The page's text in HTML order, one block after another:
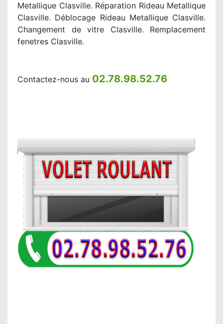
Metallique Clasville. Réparation Rideau Metallique
Clasville. Déblocage Rideau Metallique Clasville.
Changement de vitre Clasville. Remplacement
fenetres Clasville.
Contactez-nous au 02.78.98.52.76